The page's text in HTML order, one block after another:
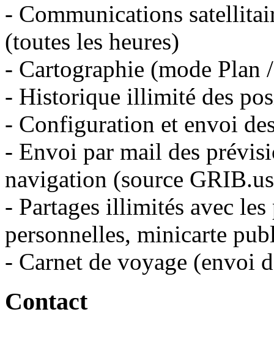
- Communications
(toutes les heures)
- Cartographie (mode
- Historique illimité des
- Configuration et envoi
- Envoi par mail des
navigation (source
- Partages illimités avec
personnelles, minicarte
- Carnet de voyage (envoi
Contact